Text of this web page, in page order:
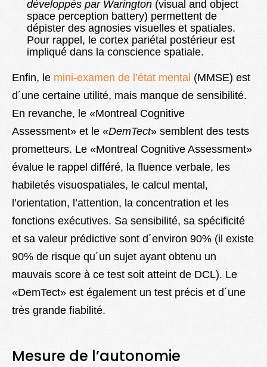
développés par Warington (visual and object
space perception battery) permettent de
dépister des agnosies visuelles et spatiales.
Pour rappel, le cortex pariétal postérieur est
impliqué dans la conscience spatiale.
Enfin, le mini-examen de l’état mental (MMSE) est
d´une certaine utilité, mais manque de sensibilité.
En revanche, le «Montreal Cognitive
Assessment» et le «DemTect» semblent des tests
prometteurs. Le «Montreal Cognitive Assessment»
évalue le rappel différé, la fluence verbale, les
habiletés visuospatiales, le calcul mental,
l’orientation, l’attention, la concentration et les
fonctions exécutives. Sa sensibilité, sa spécificité
et sa valeur prédictive sont d´environ 90% (il existe
90% de risque qu´un sujet ayant obtenu un
mauvais score à ce test soit atteint de DCL). Le
«DemTect» est également un test précis et d´une
très grande fiabilité.
Mesure de l’autonomie